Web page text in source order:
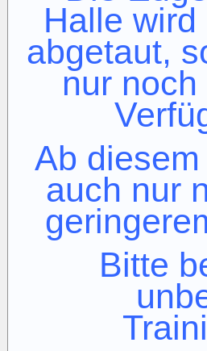
Halle
abgetaut,
nur
Ab
auch nur
Bitte